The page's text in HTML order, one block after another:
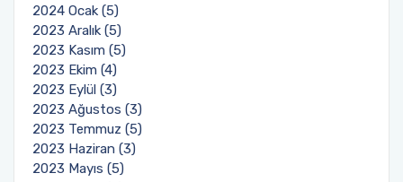
2024 Ocak (5)
2023 Aralık (5)
2023 Kasım (5)
2023 Ekim (4)
2023 Eylül (3)
2023 Ağustos (3)
2023 Temmuz (5)
2023 Haziran (3)
2023 Mayıs (5)